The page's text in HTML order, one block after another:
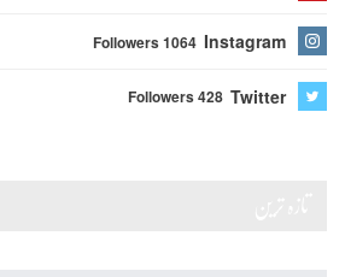
Instagram
Followers 1064
Twitter
Followers 428